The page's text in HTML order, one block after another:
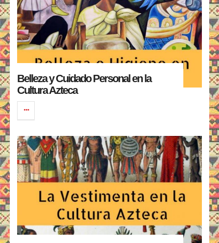
Belleza y Cuidado Personal en la
Cultura Azteca